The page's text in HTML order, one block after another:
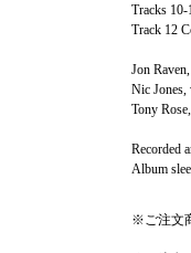
Tracks 10-
Track 12
Jon
Nic Jones,
Tony
Recorded
Album
※ご注文